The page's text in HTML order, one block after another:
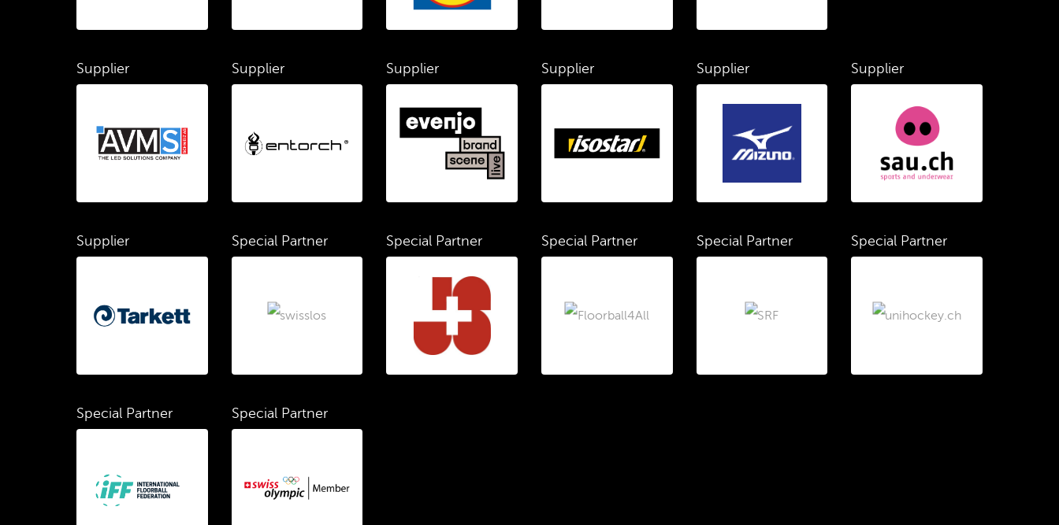
Supplier Supplier Supplier Supplier Supplier Supplier
Supplier Special Partner Special Partner Special Partner Special Partner Special Partner
Special Partner Special Partner